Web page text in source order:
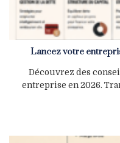
Lancez votre
Découvrez des
entreprise en 2026.